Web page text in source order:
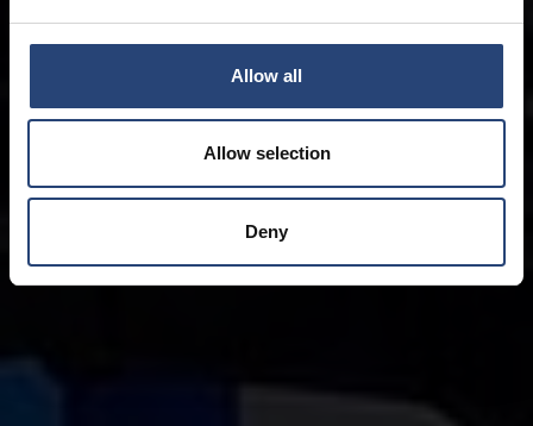
Allow all
Allow selection
Deny